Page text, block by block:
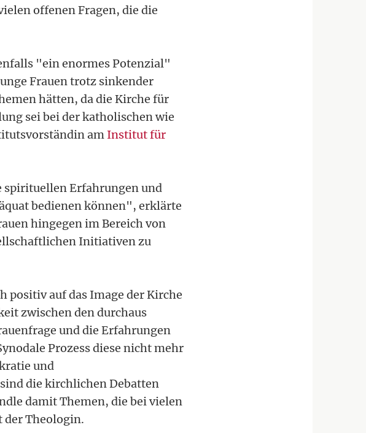
offenen Fragen, die die
"ein enormes Potenzial"
Frauen trotz sinkender
hätten, da die Kirche für
sei bei der katholischen wie
am Institut für
Erfahrungen und
bedienen können", erklärte
hingegen im Bereich von
Initiativen zu
positiv auf das Image der Kirche
zwischen den durchaus
und die Erfahrungen
Prozess diese nicht mehr
und
die kirchlichen Debatten
damit Themen, die bei vielen
der Theologin.